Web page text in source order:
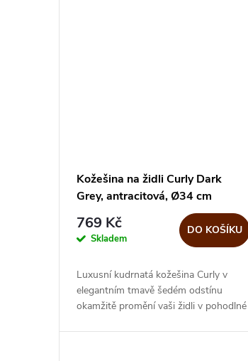
Kožešina na židli Curly Dark
Grey, antracitová, Ø34 cm
769 Kč
Skladem
DO KOŠÍKU
Luxusní kudrnatá kožešina Curly v
elegantním tmavě šedém odstínu
okamžitě promění vaši židli v pohodlné